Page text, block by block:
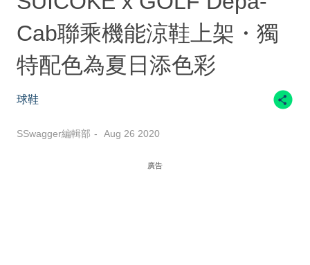
Cab聯乘機能涼鞋上架・獨
特配色為夏日添色彩
球鞋
SSwagger編輯部 Aug 26 2020
廣告